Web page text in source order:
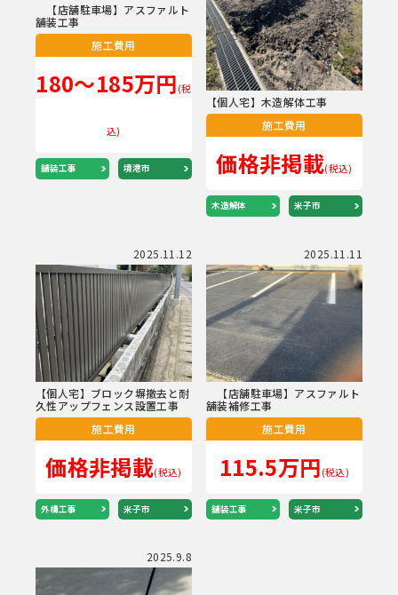
【店舗駐車場】アスファルト
舗装工事
施工費用
180～185万円(税
込)
舗装工事 境港市
【個人宅】木造解体工事
施工費用
価格非掲載(税込)
木造解体 米子市
2025.11.12
【個人宅】ブロック塀撤去と耐
久性アップフェンス設置工事
施工費用
価格非掲載(税込)
外構工事 米子市
2025.11.11
【店舗駐車場】アスファルト
舗装補修工事
施工費用
115.5万円(税込)
舗装工事 米子市
2025.9.8